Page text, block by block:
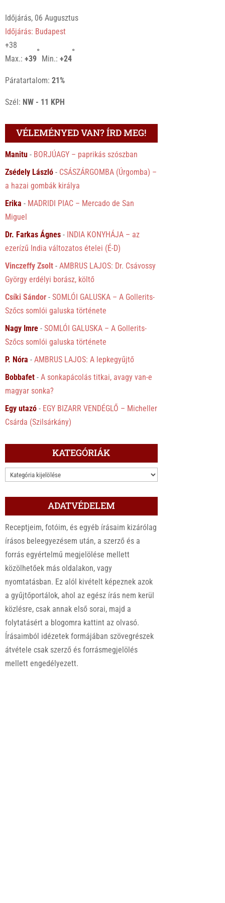
Időjárás, 06 Augusztus
Időjárás: Budapest
+38
Max.:+39
°
Min.:+24
°
Páratartalom:21%
Szél: NW - 11 KPH
VÉLEMÉNYED VAN? ÍRD MEG!
Manitu - BORJÚAGY – paprikás szószban
Zsédely László - CSÁSZÁRGOMBA (Úrgomba) –
a hazai gombák királya
Erika - MADRIDI PIAC – Mercado de San
Miguel
Dr. Farkas Ágnes - INDIA KONYHÁJA – az
ezerízű India változatos ételei (É-D)
Vinczeffy Zsolt -AMBRUS LAJOS: Dr. Csávossy
György erdélyi borász, költő
Csíki Sándor -SOMLÓI GALUSKA – A Gollerits-
Szőcs somlói galuska története
Nagy Imre -SOMLÓI GALUSKA – A Gollerits-
Szőcs somlói galuska története
P. Nóra -AMBRUS LAJOS: A lepkegyűjtő
Bobbafet -A sonkapácolás titkai, avagy van-e
magyar sonka?
Egy utazó - EGY BIZARR VENDÉGLŐ – Micheller
Csárda (Szilsárkány)
KATEGÓRIÁK
KATEGÓRIÁK
ADATVÉDELEM
Receptjeim, fotóim, és egyéb írásaim kizárólag
írásos beleegyezésem után, a szerző és a
forrás egyértelmű megjelölése mellett
közölhetőek más oldalakon, vagy
nyomtatásban. Ez alól kivételt képeznek azok
a gyűjtőportálok, ahol az egész írás nem kerül
közlésre, csak annak első sorai, majd a
folytatásért a blogomra kattint az olvasó.
Írásaimból idézetek formájában szövegrészek
átvétele csak szerző és forrásmegjelölés
mellett engedélyezett.